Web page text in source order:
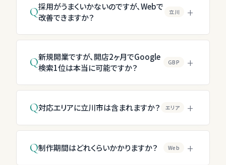
Q採用がうまくいかないのですが、Webで
改善できますか？
立川 +
Q新規開業ですが、開店2ヶ月でGoogle
検索1位は本当に可能ですか？
GBP +
Q対応エリアに立川市は含まれますか？ エリア +
Q制作期間はどれくらいかかりますか？ Web +